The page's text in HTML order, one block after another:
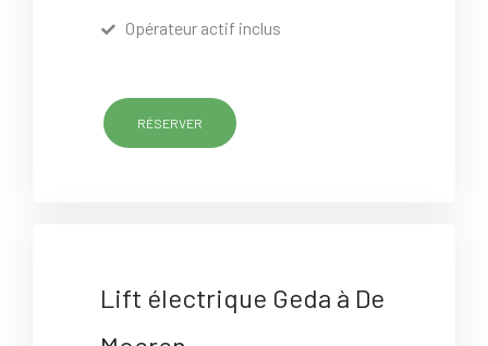
Opérateur actif inclus
RÉSERVER
Lift électrique Geda à De